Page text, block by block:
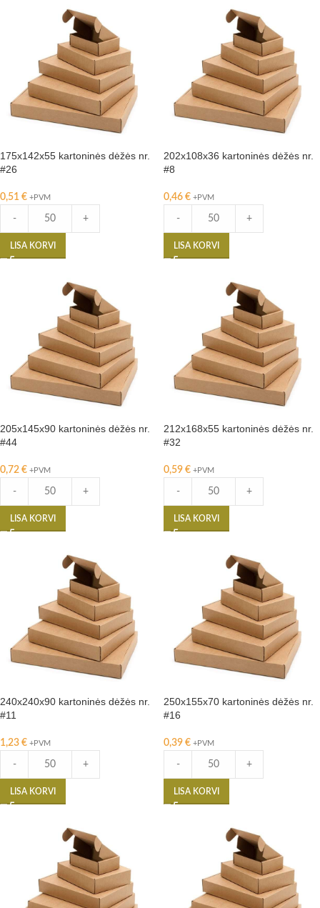
175x142x55 kartoninės dėžės nr.
#26
0,51 € +PVM
- +
LISA KORVI
202x108x36 kartoninės dėžės nr.
#8
0,46 € +PVM
- +
LISA KORVI
205x145x90 kartoninės dėžės nr.
#44
0,72 € +PVM
- +
LISA KORVI
212x168x55 kartoninės dėžės nr.
#32
0,59 € +PVM
- +
LISA KORVI
240x240x90 kartoninės dėžės nr.
#11
1,23 € +PVM
- +
LISA KORVI
250x155x70 kartoninės dėžės nr.
#16
0,39 € +PVM
- +
LISA KORVI